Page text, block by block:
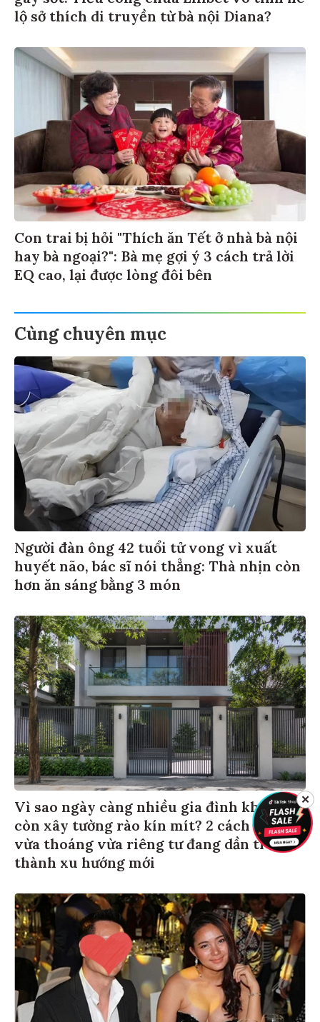
lộ sở thích di truyền từ bà nội Diana?
Con trai bị hỏi "Thích ăn Tết ở nhà bà nội
hay bà ngoại?": Bà mẹ gợi ý 3 cách trả lời
EQ cao, lại được lòng đôi bên
Cùng chuyên mục
Người đàn ông 42 tuổi tử vong vì xuất
huyết não, bác sĩ nói thẳng: Thà nhịn còn
hơn ăn sáng bằng 3 món
Vì sao ngày càng nhiều gia đình không
còn xây tường rào kín mít? 2 cách làm
vừa thoáng vừa riêng tư đang dần trở
thành xu hướng mới
✕